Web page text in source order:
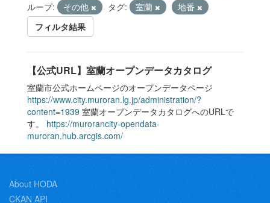
ループ:
その他 タグ: 室蘭
地番
フィルタ結果
【公式URL】室蘭オープンデータカタログ
室蘭市公式ホームページのオープンデータページ
https://www.city.muroran.lg.jp/administration/?
content=1939 室蘭オープンデータカタログへのURLで
す。 https://murorancity-opendata-
muroran.hub.arcgis.com/
About HODA
CKAN API